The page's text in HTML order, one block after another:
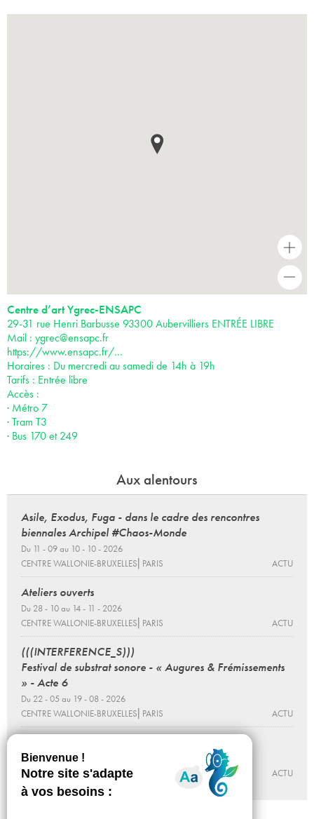
+
Centre d’art Ygrec-ENSAPC
29-31 rue Henri Barbusse 93300 Aubervilliers ENTRÉE LIBRE
Mail : ygrec@ensapc.fr
https://www.ensapc.fr/…
Horaires : Du mercredi au samedi de 14h à 19h
Tarifs : Entrée libre
Accès :
· Métro 7
· Tram T3
· Bus 170 et 249
Aux alentours
Asile, Exodus, Fuga - dans le cadre des rencontres
biennales Archipel #Chaos-Monde
Du 11 - 09 au 10 - 10 - 2026
CENTRE WALLONIE-BRUXELLES⎜PARIS
ACTU
Ateliers ouverts
Du 28 - 10 au 14 - 11 - 2026
CENTRE WALLONIE-BRUXELLES⎜PARIS
ACTU
(((INTERFERENCE_S)))
Festival de substrat sonore - « Augures & Frémissements
» - Acte 6
Du 22 - 05 au 19 - 08 - 2026
CENTRE WALLONIE-BRUXELLES⎜PARIS
ACTU
Du 18 au 27 - 12 - 2026
CENTRE WALLONIE-BRUXELLES⎜PARIS
ACTU